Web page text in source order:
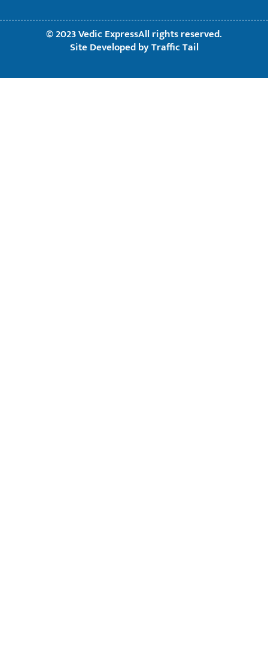
© 2023 Vedic ExpressAll rights reserved.
Site Developed byTraffic Tail